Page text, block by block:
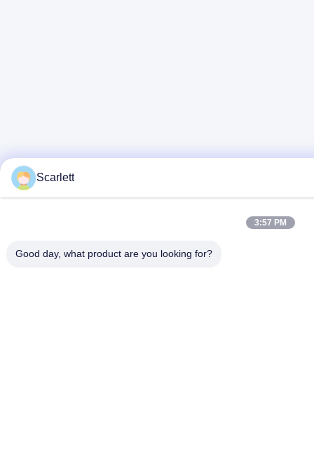
Scarlett
3:57 PM
Good day, what product are you looking for?